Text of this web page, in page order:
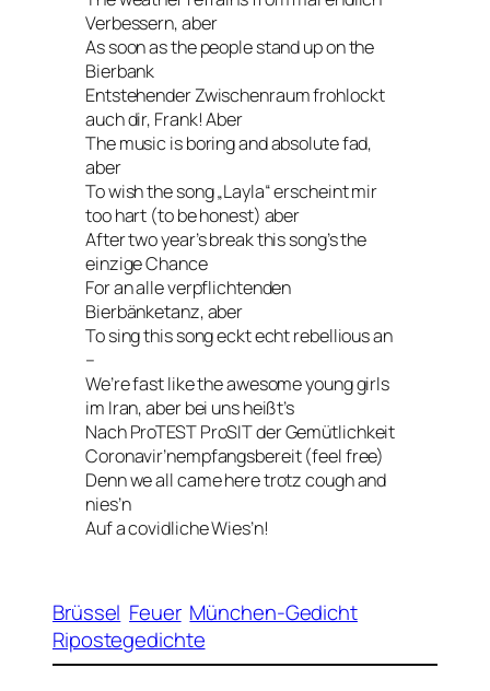
Verbessern, aber
As soon as the people stand up on the
Bierbank
Entstehender Zwischenraum frohlockt
auch dir, Frank! Aber
The music is boring and absolute fad,
aber
To wish the song „Layla“ erscheint mir
too hart (to be honest) aber
After two year’s break this song’s the
einzige Chance
For an alle verpflichtenden
Bierbänketanz, aber
To sing this song eckt echt rebellious an
–
We’re fast like the awesome young girls
im Iran, aber bei uns heißt’s
Nach ProTEST ProSIT der Gemütlichkeit
Coronavir’nempfangsbereit (feel free)
Denn we all came here trotz cough and
nies’n
Auf a covidliche Wies’n!
Brüssel Feuer München-Gedicht
Ripostegedichte